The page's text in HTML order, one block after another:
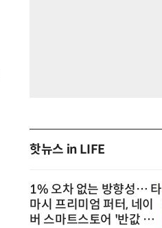
핫뉴스 in LIFE
1% 오차 없는 방향성… 타
마시 프리미엄 퍼터, 네이
버 스마트스토어 '반값 할